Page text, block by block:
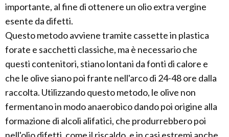
importante, al fine di ottenere un olio extra vergine
esente da difetti.
Questo metodo avviene tramite cassette in plastica
forate e sacchetti classiche, ma è necessario che
questi contenitori, stiano lontani da fonti di calore e
che le olive siano poi frante nell'arco di 24-48 ore dalla
raccolta. Utilizzando questo metodo, le olive non
fermentano in modo anaerobico dando poi origine alla
formazione di alcoli alifatici, che produrrebbero poi
nell'olio difetti, come il riscaldo, e in casi estremi anche